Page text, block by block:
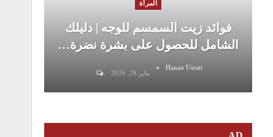
المرأة
فوائد زيت السمسم للوجه | دليلك
الشامل للحصول على بشرة نضرة…
Hanan Usrati
يناير 28, 2026